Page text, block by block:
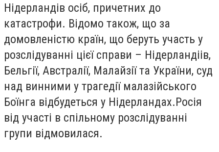
Нідерландів осіб, причетних до
катастрофи. Відомо також, що за
домовленістю країн, що беруть участь у
розслідуванні цієї справи – Нідерландіів,
Бельгії, Австралії, Малайзії та України, суд
над винними у трагедії малазійського
Боїнга відбудеться у Нідерландах.Росія
від участі в спільному розслідуванні
групи відмовилася.